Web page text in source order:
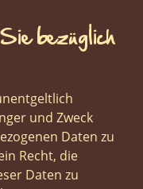
bezüglich
und Zweck
Daten zu
Recht, die
Daten zu